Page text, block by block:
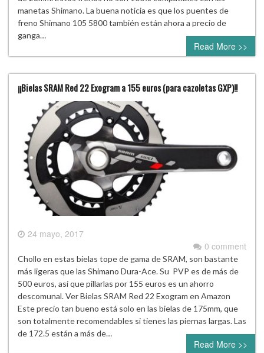
manetas Shimano. La buena noticia es que los puentes de
freno Shimano 105 5800 también están ahora a precio de
ganga…
Read More >>
¡¡Bielas SRAM Red 22 Exogram a 155 euros (para cazoletas GXP)!!
24 mayo, 2017
0 comment
Chollo en estas bielas tope de gama de SRAM, son bastante
más ligeras que las Shimano Dura-Ace. Su PVP es de más de
500 euros, así que pillarlas por 155 euros es un ahorro
descomunal. Ver Bielas SRAM Red 22 Exogram en Amazon
Este precio tan bueno está solo en las bielas de 175mm, que
son totalmente recomendables si tienes las piernas largas. Las
de 172.5 están a más de…
Read More >>